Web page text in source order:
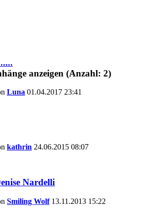
Luna 01.04.2017 23:41
kathrin 24.06.2015 08:07
Nardelli
Smiling Wolf13.11.2013 15:22